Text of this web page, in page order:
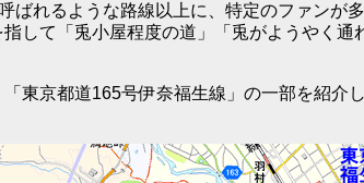
ばれるような路線以上に、特定のファンが多
して「兎小屋程度の道」「兎がようやく
東京都道165号伊奈福生線」の一部を紹介し